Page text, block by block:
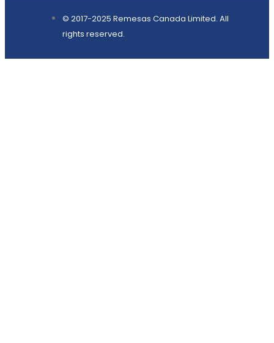
© 2017-2025 Remesas Canada Limited. All
rights reserved.